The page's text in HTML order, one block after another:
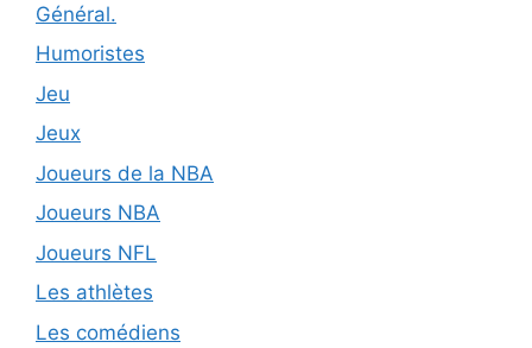
Général.
Humoristes
Jeu
Jeux
Joueurs de la NBA
Joueurs NBA
Joueurs NFL
Les athlètes
Les comédiens